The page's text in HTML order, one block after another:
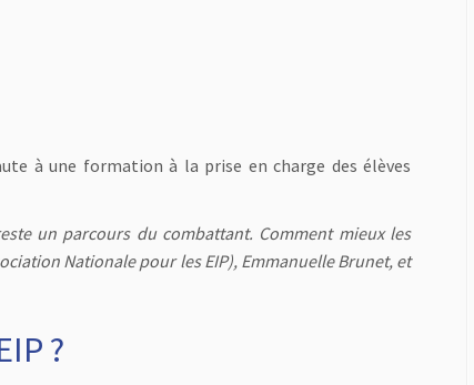
à une formation à la prise en charge des élèves
un parcours du combattant. Comment mieux les
Nationale pour les EIP), Emmanuelle Brunet, et
?